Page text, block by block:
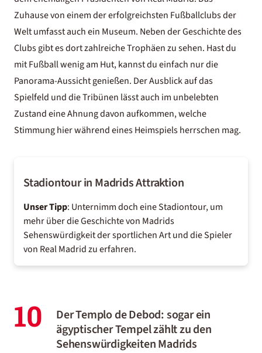
Zuhause von einem der erfolgreichsten Fußballclubs der
Welt umfasst auch ein Museum. Neben der Geschichte des
Clubs gibt es dort zahlreiche Trophäen zu sehen. Hast du
mit Fußball wenig am Hut, kannst du einfach nur die
Panorama-Aussicht genießen. Der Ausblick auf das
Spielfeld und die Tribünen lässt auch im unbelebten
Zustand eine Ahnung davon aufkommen, welche
Stimmung hier während eines Heimspiels herrschen mag.
Stadiontour in Madrids Attraktion
Unser Tipp: Unternimm doch eine Stadiontour, um
mehr über die Geschichte von Madrids
Sehenswürdigkeit der sportlichen Art und die Spieler
von Real Madrid zu erfahren.
10
Der Templo de Debod: sogar ein
ägyptischer Tempel zählt zu den
Sehenswürdigkeiten Madrids